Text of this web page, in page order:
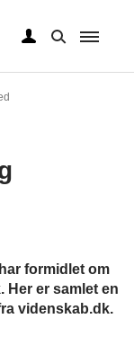
formidlet om
Her er samlet en
videnskab.dk.